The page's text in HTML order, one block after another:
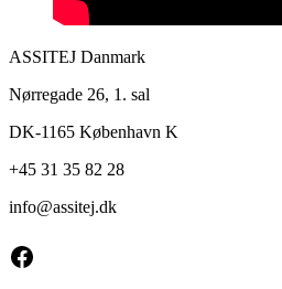
ASSITEJ Danmark
Nørregade 26, 1. sal
DK-1165 København K
+45 31 35 82 28
info@assitej.dk
Facebook